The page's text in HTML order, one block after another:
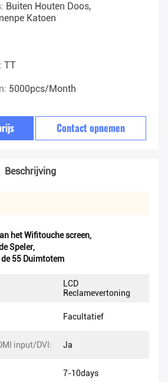
Buiten Houten Doos,
Katoen
TT
5000pcs/month
Contact opnemen
Beschrijving
het Wifitouche screen,
Speler,
55 Duimtotem
LCD
Reclamevertoning
Facultatief
input/DVI: Ja
7-10days